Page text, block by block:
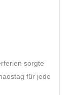
sorgte
für jede